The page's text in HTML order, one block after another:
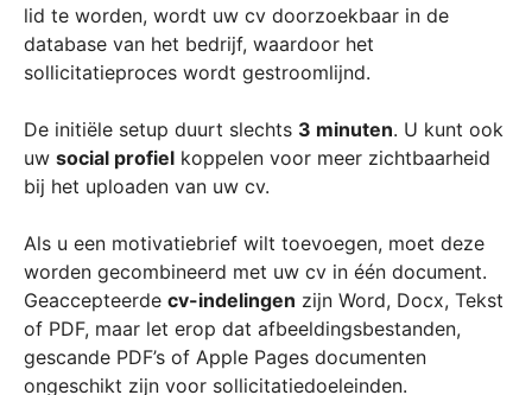
lid te worden, wordt uw cv doorzoekbaar in de
database van het bedrijf, waardoor het
sollicitatieproces wordt gestroomlijnd.
De initiële setup duurt slechts 3 minuten. U kunt ook
uw social profiel koppelen voor meer zichtbaarheid
bij het uploaden van uw cv.
Als u een motivatiebrief wilt toevoegen, moet deze
worden gecombineerd met uw cv in één document.
Geaccepteerde cv-indelingen zijn Word, Docx, Tekst
of PDF, maar let erop dat afbeeldingsbestanden,
gescande PDF’s of Apple Pages documenten
ongeschikt zijn voor sollicitatiedoeleinden.